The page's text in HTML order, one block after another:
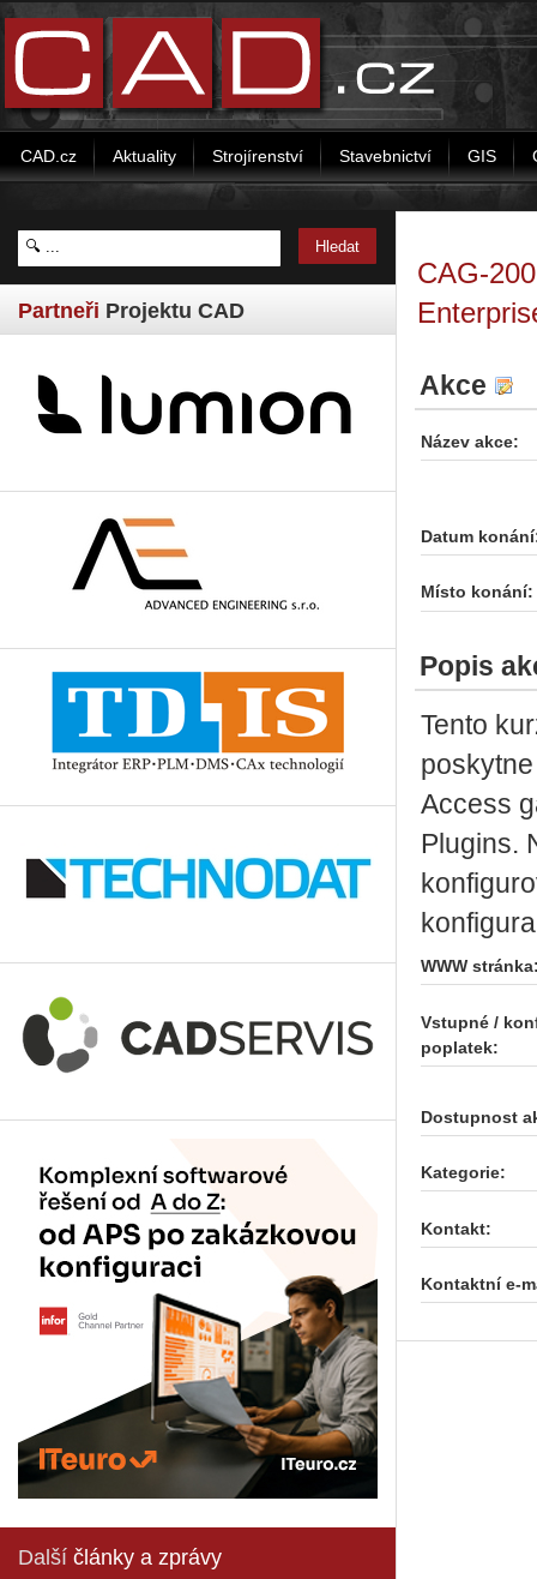
CAD.cz Aktuality Strojírenství Stavebnictví GIS
Partneři Projektu CAD
Další články a zprávy
CAG-
Akce
Název akce:
Datum
Místo konání:
Popis
Tento
Access
Plugins.
WWW
Vstupné /
poplatek:
Dostupnost
Kategorie:
Kontakt:
Kontaktní e-